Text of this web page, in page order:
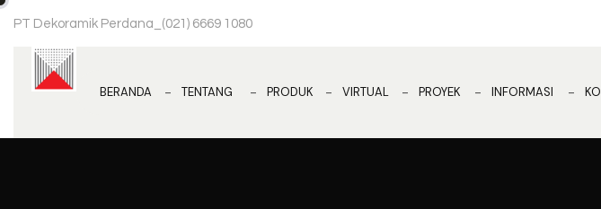
PT Dekoramik Perdana (021) 6669 1080
BERANDA TENTANG PRODUK VIRTUAL PROYEK INFORMASI